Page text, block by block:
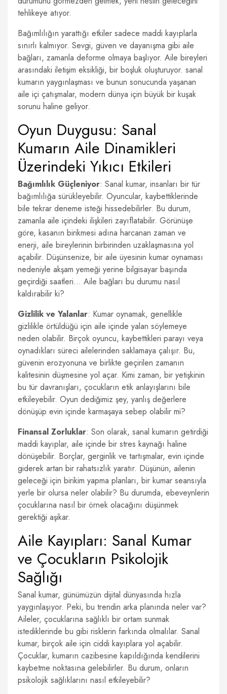
tehlikeye atıyor.
Bağımlılığın yarattığı etkiler sadece maddi kayıplarla
sınırlı kalmıyor. Sevgi, güven ve dayanışma gibi aile
bağları, zamanla deforme olmaya başlıyor. Aile bireyleri
arasındaki iletişim eksikliği, bir boşluk oluşturuyor. sanal
kumarın yaygınlaşması ve bunun sonucunda yaşanan
aile içi çatışmalar, modern dünya için büyük bir kuşak
sorunu haline geliyor.
Oyun Duygusu: Sanal
Kumarın Aile Dinamikleri
Üzerindeki Yıkıcı Etkileri
Bağımlılık Güçleniyor: Sanal kumar, insanları bir tür
bağımlılığa sürükleyebilir. Oyuncular, kaybettiklerinde
bile tekrar deneme isteği hissedebilirler. Bu durum,
zamanla aile içindeki ilişkileri zayıflatabilir. Görünüşe
göre, kasanın birikmesi adına harcanan zaman ve
enerji, aile bireylerinin birbirinden uzaklaşmasına yol
açabilir. Düşünsenize, bir aile üyesinin kumar oynaması
nedeniyle akşam yemeği yerine bilgisayar başında
geçirdiği saatleri… Aile bağları bu durumu nasıl
kaldırabilir ki?
Gizlilik ve Yalanlar: Kumar oynamak, genellikle
gizlilikle örtüldüğü için aile içinde yalan söylemeye
neden olabilir. Birçok oyuncu, kaybettikleri parayı veya
oynadıkları süreci ailelerinden saklamaya çalışır. Bu,
güvenin erozyonuna ve birlikte geçirilen zamanın
kalitesinin düşmesine yol açar. Kimi zaman, bir yetişkinin
bu tür davranışları, çocukların etik anlayışlarını bile
etkileyebilir. Oyun dediğimiz şey, yanlış değerlere
dönüşüp evin içinde karmaşaya sebep olabilir mi?
Finansal Zorluklar: Son olarak, sanal kumarın getirdiği
maddi kayıplar, aile içinde bir stres kaynağı haline
dönüşebilir. Borçlar, gerginlik ve tartışmalar, evin içinde
giderek artan bir rahatsızlık yaratır. Düşünün, ailenin
geleceği için birikim yapma planları, bir kumar seansıyla
yerle bir olursa neler olabilir? Bu durumda, ebeveynlerin
çocuklarına nasıl bir örnek olacağını düşünmek
gerektiği aşikar.
Aile Kayıpları: Sanal Kumar
ve Çocukların Psikolojik
Sağlığı
Sanal kumar, günümüzün dijital dünyasında hızla
yaygınlaşıyor. Peki, bu trendin arka planında neler var?
Aileler, çocuklarına sağlıklı bir ortam sunmak
istediklerinde bu gibi risklerin farkında olmalılar. Sanal
kumar, birçok aile için ciddi kayıplara yol açabilir.
Çocuklar, kumarın cazibesine kapıldığında kendilerini
kaybetme noktasına gelebilirler. Bu durum, onların
psikolojik sağlıklarını nasıl etkileyebilir?